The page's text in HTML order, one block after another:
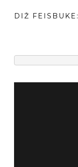
DIŽ FEISBUKE: